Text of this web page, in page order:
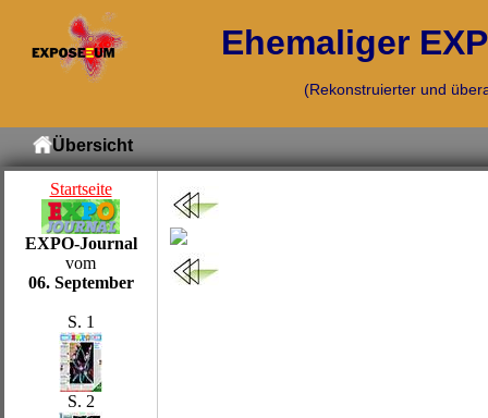
Ehemaliger
(Rekonstruierter und
Übersicht